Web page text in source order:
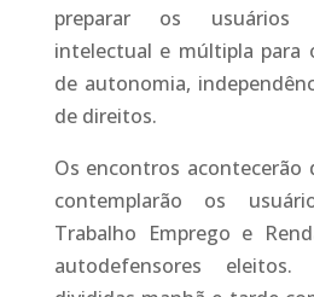
preparar os usuários
intelectual e múltipla para
de autonomia,
de direitos.
Os encontros acontecerão
contemplarão os
Trabalho Emprego e
autodefensores